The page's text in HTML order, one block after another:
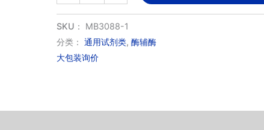
磷
酸
吡
哆
水
SKU： MB3088-1
分类： 通用试剂类, 酶辅酶
大包装询价